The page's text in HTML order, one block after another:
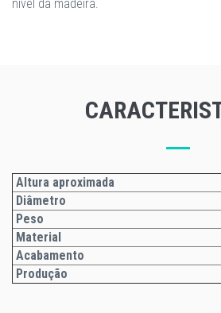
nível da madeira.
Altura aproximada
Diâmetro
Peso
Material
Acabamento
Produção